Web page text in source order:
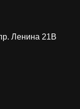
Ленина 21В